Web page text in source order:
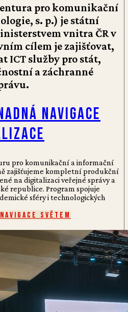
pro komunikační
s. p.) je státní
vnitra ČR v
cílem je zajišťovat,
ICT služby pro stát,
a záchranné
navigace
pro komunikační a informační
zajišťujeme kompletní produkční
na digitalizaci veřejné správy a
republice. Program spojuje
sféry i technologických
světem